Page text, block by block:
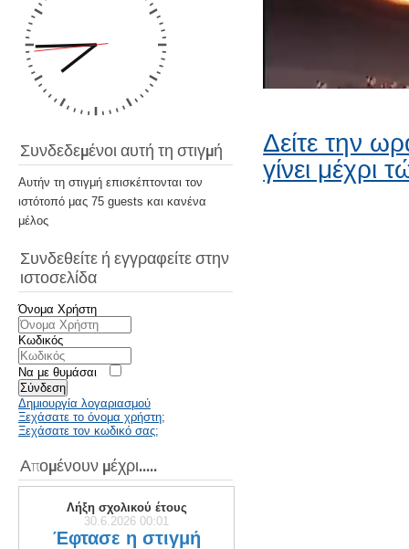
Συνδεδεμένοι αυτή τη στιγμή
Αυτήν τη στιγμή επισκέπτονται τον
ιστότοπό μας 75 guests και κανένα
μέλος
Συνδεθείτε ή εγγραφείτε στην
ιστοσελίδα
Όνομα Χρήστη
Κωδικός
Να με θυμάσαι
Σύνδεση
Δημιουργία λογαριασμού
Ξεχάσατε το όνομα χρήστη;
Ξεχάσατε τον κωδικό σας;
Απομένουν μέχρι.....
Λήξη σχολικού έτους
30.6.2026 00:01
Έφτασε η στιγμή
Δείτε την
γίνει μέχρι